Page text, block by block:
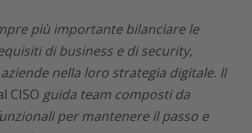
più importante bilanciare le
di business e di security,
nella loro strategia digitale. Il
CISO guida team composti da
per mantenere il passo e